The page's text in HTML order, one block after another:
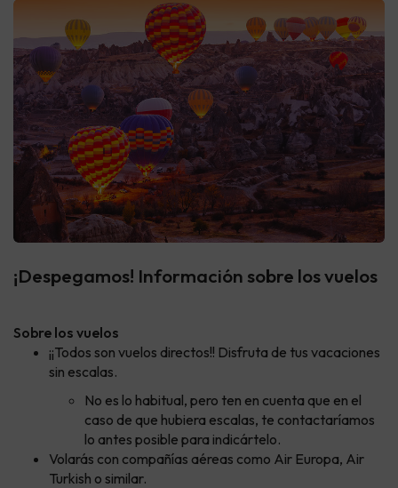
¡Despegamos! Información sobre los vuelos
Sobre los vuelos
¡¡Todos son vuelos directos!! Disfruta de tus vacaciones
sin escalas.
No es lo habitual, pero ten en cuenta que en el
caso de que hubiera escalas, te contactaríamos
lo antes posible para indicártelo.
Volarás con compañías aéreas como Air Europa, Air
Turkish o similar.